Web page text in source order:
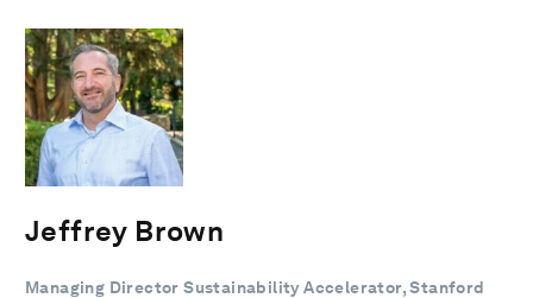
Jeffrey Brown
Managing Director Sustainability Accelerator, Stanford